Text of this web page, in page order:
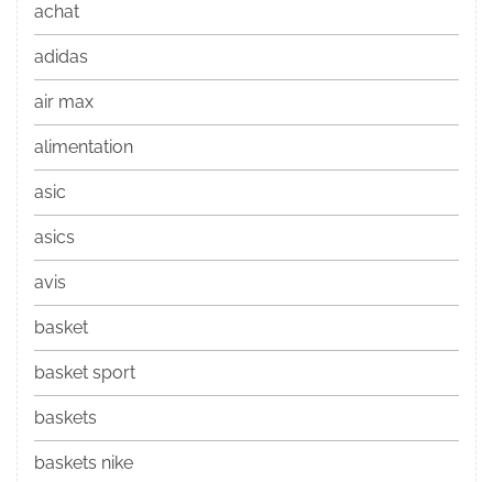
achat
adidas
air max
alimentation
asic
asics
avis
basket
basket sport
baskets
baskets nike